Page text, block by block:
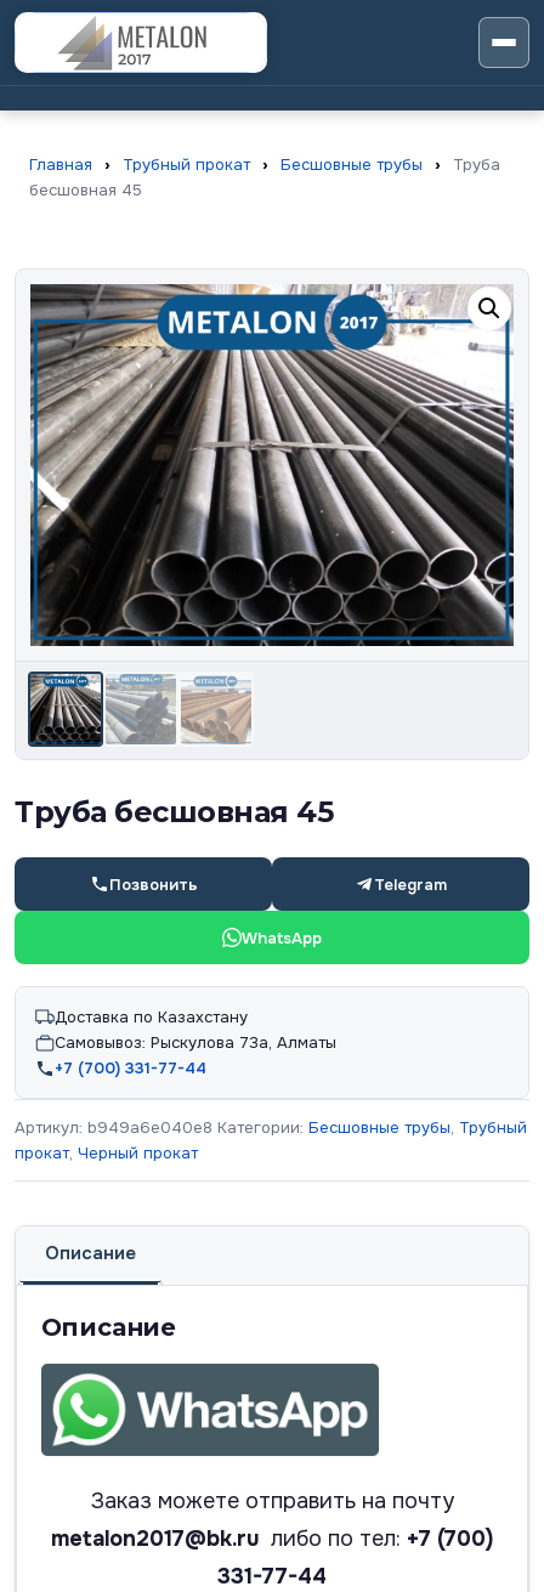
Главная › Трубный прокат › Бесшовные трубы ›
Труба
бесшовная 45
Труба бесшовная 45
Позвонить Telegram
WhatsApp
Доставка по Казахстану
Самовывоз: Рыскулова 73а, Алматы
+7 (700) 331-77-44
Артикул: b949a6e040e8 Категории: Бесшовные трубы, Трубный
прокат, Черный прокат
Описание
Описание
Заказ можете отправить на почту
metalon2017@bk.ru либо по тел: +7 (700)
331-77-44